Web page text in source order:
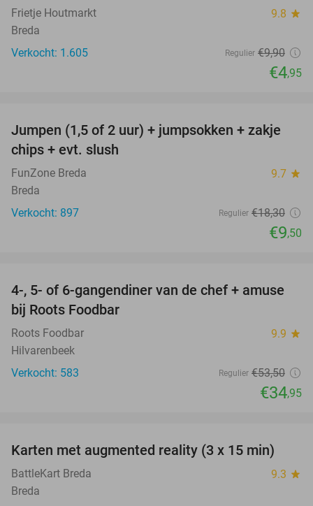
Frietje Houtmarkt 9.8 star
Breda
Verkocht: 1.605
Regulier €9,90
€4,95
48%
Jumpen (1,5 of 2 uur) + jumpsokken + zakje
chips + evt. slush
FunZone Breda 9.7 star
Breda
Verkocht: 897
Regulier €18,30
€9,50
35%
4-, 5- of 6-gangendiner van de chef + amuse
bij Roots Foodbar
Roots Foodbar 9.9 star
Hilvarenbeek
Verkocht: 583
Regulier €53,50
€34,95
35%
Karten met augmented reality (3 x 15 min)
BattleKart Breda 9.3 star
Breda